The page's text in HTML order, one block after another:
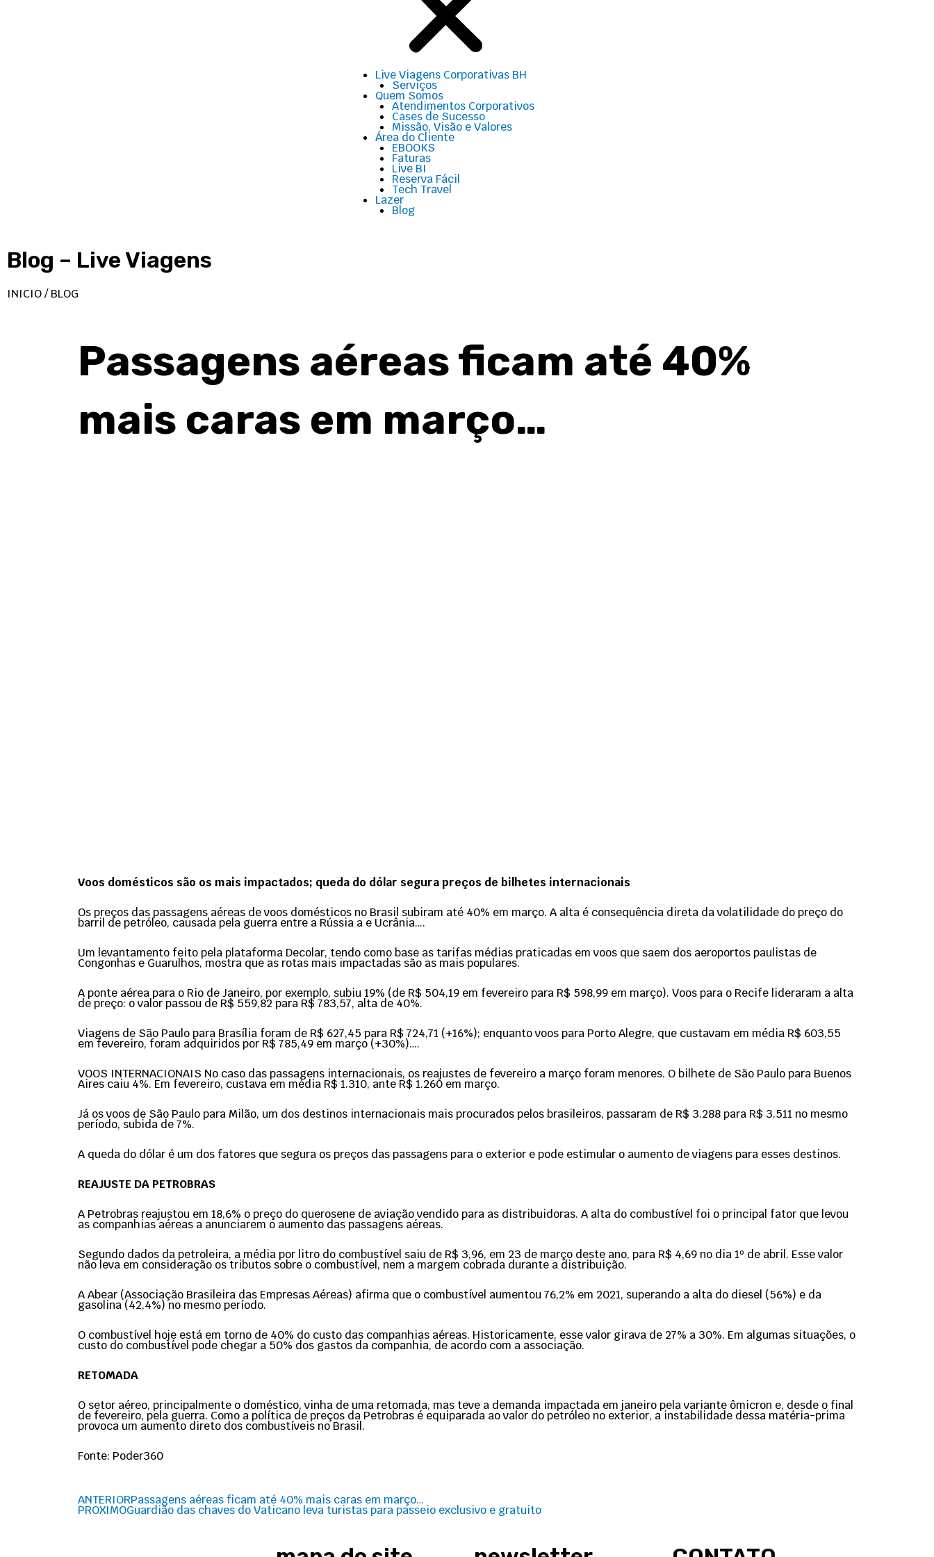
Live Viagens Corporativas BH
Serviços
Quem Somos
Atendimentos Corporativos
Cases de Sucesso
Missão, Visão e Valores
Área do Cliente
EBOOKS
Faturas
Live BI
Reserva Fácil
Tech Travel
Lazer
Blog
Blog – Live Viagens
INICIO / BLOG
Passagens aéreas ficam até 40%
mais caras em março…
Voos domésticos são os mais impactados; queda do dólar segura preços de bilhetes internacionais
Os preços das passagens aéreas de voos domésticos no Brasil subiram até 40% em março. A alta é consequência direta da volatilidade do preço do
barril de petróleo, causada pela guerra entre a Rússia a e Ucrânia….
Um levantamento feito pela plataforma Decolar, tendo como base as tarifas médias praticadas em voos que saem dos aeroportos paulistas de
Congonhas e Guarulhos, mostra que as rotas mais impactadas são as mais populares.
A ponte aérea para o Rio de Janeiro, por exemplo, subiu 19% (de R$ 504,19 em fevereiro para R$ 598,99 em março). Voos para o Recife lideraram a alta
de preço: o valor passou de R$ 559,82 para R$ 783,57, alta de 40%.
Viagens de São Paulo para Brasília foram de R$ 627,45 para R$ 724,71 (+16%); enquanto voos para Porto Alegre, que custavam em média R$ 603,55
em fevereiro, foram adquiridos por R$ 785,49 em março (+30%)….
VOOS INTERNACIONAIS No caso das passagens internacionais, os reajustes de fevereiro a março foram menores. O bilhete de São Paulo para Buenos
Aires caiu 4%. Em fevereiro, custava em média R$ 1.310, ante R$ 1.260 em março.
Já os voos de São Paulo para Milão, um dos destinos internacionais mais procurados pelos brasileiros, passaram de R$ 3.288 para R$ 3.511 no mesmo
período, subida de 7%.
A queda do dólar é um dos fatores que segura os preços das passagens para o exterior e pode estimular o aumento de viagens para esses destinos.
REAJUSTE DA PETROBRAS
A Petrobras reajustou em 18,6% o preço do querosene de aviação vendido para as distribuidoras. A alta do combustível foi o principal fator que levou
as companhias aéreas a anunciarem o aumento das passagens aéreas.
Segundo dados da petroleira, a média por litro do combustível saiu de R$ 3,96, em 23 de março deste ano, para R$ 4,69 no dia 1º de abril. Esse valor
não leva em consideração os tributos sobre o combustível, nem a margem cobrada durante a distribuição.
A Abear (Associação Brasileira das Empresas Aéreas) afirma que o combustível aumentou 76,2% em 2021, superando a alta do diesel (56%) e da
gasolina (42,4%) no mesmo período.
O combustível hoje está em torno de 40% do custo das companhias aéreas. Historicamente, esse valor girava de 27% a 30%. Em algumas situações, o
custo do combustível pode chegar a 50% dos gastos da companhia, de acordo com a associação.
RETOMADA
O setor aéreo, principalmente o doméstico, vinha de uma retomada, mas teve a demanda impactada em janeiro pela variante ômicron e, desde o final
de fevereiro, pela guerra. Como a política de preços da Petrobras é equiparada ao valor do petróleo no exterior, a instabilidade dessa matéria-prima
provoca um aumento direto dos combustíveis no Brasil.
Fonte: Poder360
Prev
ANTERIORPassagens aéreas ficam até 40% mais caras em março…
PROXIMOGuardião das chaves do Vaticano leva turistas para passeio exclusivo e gratuito